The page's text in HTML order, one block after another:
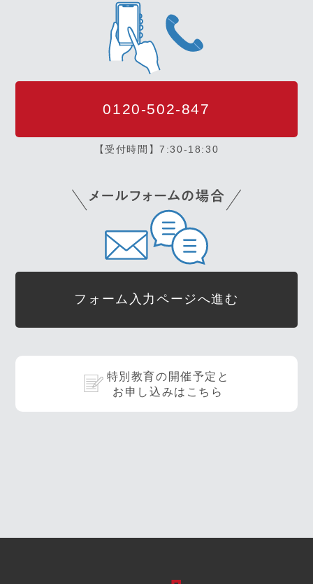
0120-502-847
【受付時間】7:30-18:30
フォーム入力ページへ進む
特別教育の開催予定と
お申し込みはこちら